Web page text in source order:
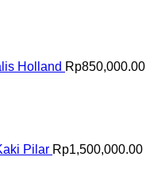
Holland Rp850,000.00
Pilar Rp1,500,000.00